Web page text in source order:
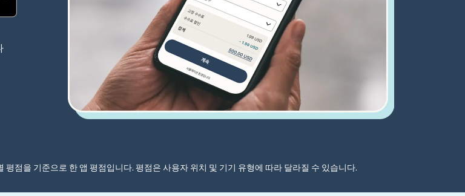
점을 기준으로 한 앱 평점입니다. 평점은 사용자 위치 및 기기 유형에 따라 달라질 수 있습니다.